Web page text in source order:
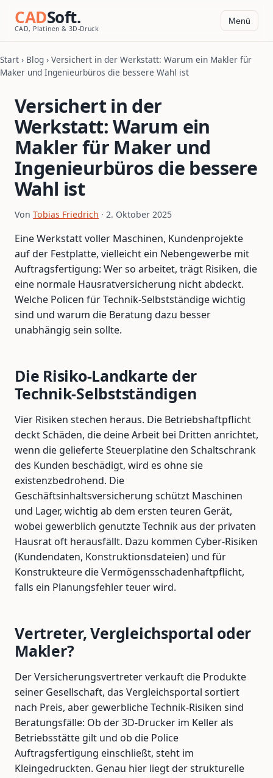
CADSoft.
CAD, Platinen & 3D-Druck
Menü
Start › Blog › Versichert in der Werkstatt: Warum ein Makler für
Maker und Ingenieurbüros die bessere Wahl ist
Versichert in der
Werkstatt: Warum ein
Makler für Maker und
Ingenieurbüros die bessere
Wahl ist
Von Tobias Friedrich · 2. Oktober 2025
Eine Werkstatt voller Maschinen, Kundenprojekte
auf der Festplatte, vielleicht ein Nebengewerbe mit
Auftragsfertigung: Wer so arbeitet, trägt Risiken, die
eine normale Hausratversicherung nicht abdeckt.
Welche Policen für Technik-Selbstständige wichtig
sind und warum die Beratung dazu besser
unabhängig sein sollte.
Die Risiko-Landkarte der
Technik-Selbstständigen
Vier Risiken stechen heraus. Die Betriebshaftpflicht
deckt Schäden, die deine Arbeit bei Dritten anrichtet,
wenn die gelieferte Steuerplatine den Schaltschrank
des Kunden beschädigt, wird es ohne sie
existenzbedrohend. Die
Geschäftsinhaltsversicherung schützt Maschinen
und Lager, wichtig ab dem ersten teuren Gerät,
wobei gewerblich genutzte Technik aus der privaten
Hausrat oft herausfällt. Dazu kommen Cyber-Risiken
(Kundendaten, Konstruktionsdateien) und für
Konstrukteure die Vermögensschadenhaftpflicht,
falls ein Planungsfehler teuer wird.
Vertreter, Vergleichsportal oder
Makler?
Der Versicherungsvertreter verkauft die Produkte
seiner Gesellschaft, das Vergleichsportal sortiert
nach Preis, aber gewerbliche Technik-Risiken sind
Beratungsfälle: Ob der 3D-Drucker im Keller als
Betriebsstätte gilt und ob die Police
Auftragsfertigung einschließt, steht im
Kleingedruckten. Genau hier liegt der strukturelle